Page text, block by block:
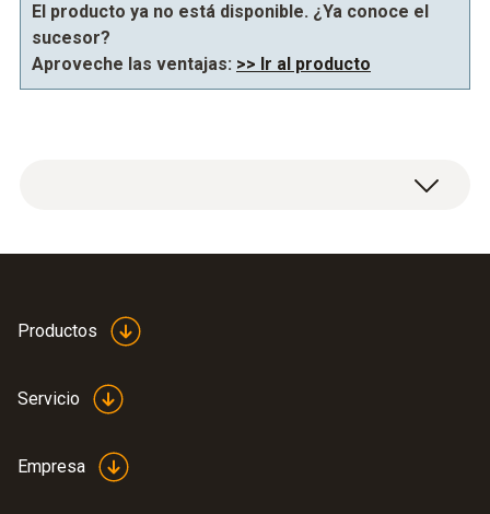
El producto ya no está disponible. ¿Ya conoce el
sucesor?
Aproveche las ventajas: >> Ir al producto
Datos técnicos generales
Medidas
Productos
Servicio
Empresa